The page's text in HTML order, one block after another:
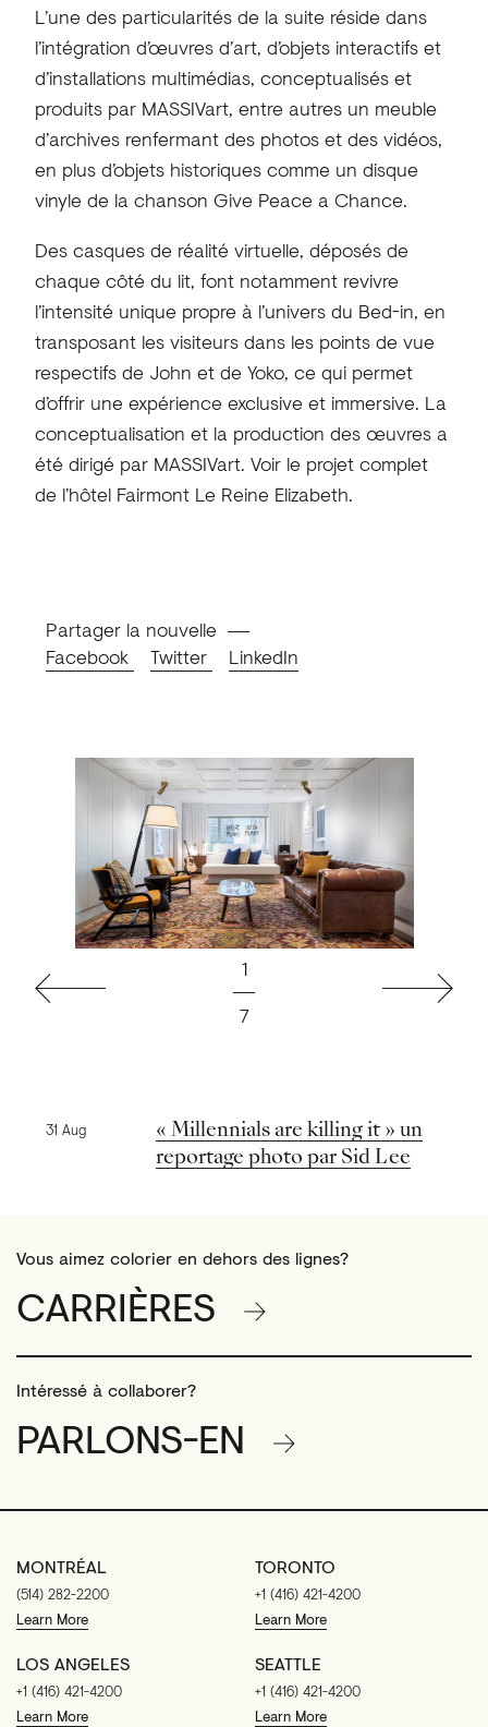
L’une des particularités de la suite réside dans
l’intégration d’œuvres d’art, d’objets interactifs et
d’installations multimédias, conceptualisés et
produits par MASSIVart, entre autres un meuble
d’archives renfermant des photos et des vidéos,
en plus d’objets historiques comme un disque
vinyle de la chanson Give Peace a Chance.
Des casques de réalité virtuelle, déposés de
chaque côté du lit, font notamment revivre
l’intensité unique propre à l’univers du Bed-in, en
transposant les visiteurs dans les points de vue
respectifs de John et de Yoko, ce qui permet
d’offrir une expérience exclusive et immersive. La
conceptualisation et la production des œuvres a
été dirigé par MASSIVart. Voir le projet complet
de l’hôtel Fairmont Le Reine Elizabeth.
Partager la nouvelle
Facebook
Twitter LinkedIn
Précédent
1
7
Suivant
Nouvelles précédentes
31 Aug
« Millennials are killing it » un
reportage photo par Sid Lee
Vous aimez colorier en dehors des lignes?
CARRIÈRES
Intéressé à collaborer?
PARLONS-EN
MONTRÉAL
(514) 282-2200
Learn More
TORONTO
+1 (416) 421-4200
Learn More
LOS ANGELES
+1 (416) 421-4200
Learn More
SEATTLE
+1 (416) 421-4200
Learn More